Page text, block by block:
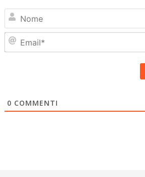
0 COMMENTI